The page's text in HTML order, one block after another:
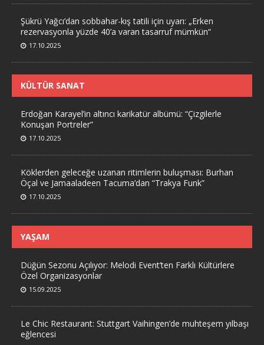
Şükrü Yağcı’dan sobbahar-kış tatili için uyarı: „Erken
rezervasyonla yüzde 40’a varan tasarruf mümkün“
17.10.2025
KÜLTÜR SANAT
Erdoğan Karayel’in altıncı karikatür albümü: “Çizgilerle
Konuşan Portreler”
17.10.2025
Köklerden geleceğe uzanan ritimlerin buluşması: Burhan
Öçal ve Jamaaladeen Tacuma’dan “Trakya Funk”
17.10.2025
YAŞAM
Düğün Sezonu Açılıyor: Melodi Event’ten Farklı Kültürlere
Özel Organizasyonlar
15.09.2025
Le Chic Restaurant: Stuttgart Vaihingen’de muhteşem yılbaşı
eğlencesi